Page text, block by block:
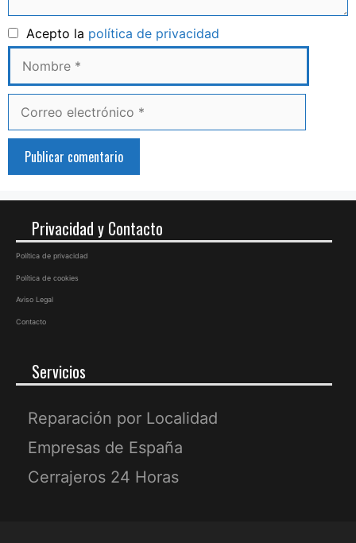
Acepto la política de privacidad
Privacidad y Contacto
Política de privacidad
Política de cookies
Aviso Legal
Contacto
Servicios
Reparación por Localidad
Empresas de España
Cerrajeros 24 Horas